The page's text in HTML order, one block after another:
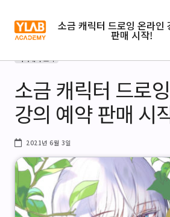
소금 캐릭터 드로잉 온라인
판매 시작!
아카데미 소식
소금 캐릭터 드로
강의 예약 판매 시
2021년 6월 3일